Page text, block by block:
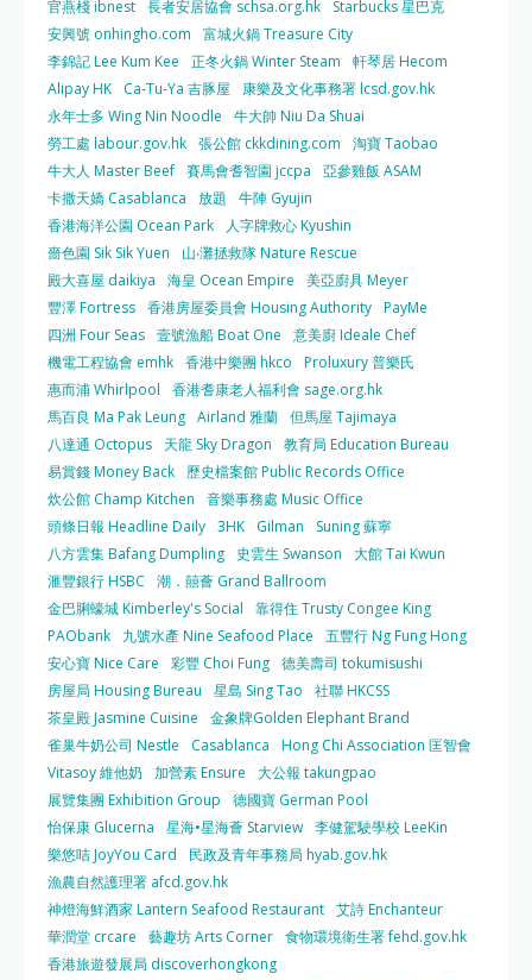
官燕棧 ibnest 長者安居協會 schsa.org.hk
Starbucks 星巴克
安興號 onhingho.com
富城火鍋 Treasure City
李錦記 Lee Kum Kee
正冬火鍋 Winter Steam
軒琴居 Hecom
Alipay HK
Ca-Tu-Ya 吉豚屋
康樂及文化事務署 lcsd.gov.hk
永年士多 Wing Nin Noodle
牛大帥 Niu Da Shuai
勞工處 labour.gov.hk 張公館 ckkdining.com
淘寶 Taobao
牛大人 Master Beef 賽馬會耆智園 jccpa
亞參雞飯 ASAM
卡撒天嬌 Casablanca
放題
牛陣 Gyujin
香港海洋公園 Ocean Park
人字牌救心 Kyushin
嗇色園 Sik Sik Yuen
山‧灘拯救隊 Nature Rescue
殿大喜屋 daikiya
海皇 Ocean Empire
美亞廚具 Meyer
豐澤 Fortress 香港房屋委員會 Housing Authority PayMe
四洲 Four Seas 壹號漁船 Boat One
意美廚 Ideale Chef
機電工程協會 emhk 香港中樂團 hkco
Proluxury 普樂氏
惠而浦 Whirlpool
香港耆康老人福利會 sage.org.hk
馬百良 Ma Pak Leung Airland 雅蘭 但馬屋 Tajimaya
八達通 Octopus
天龍 Sky Dragon
教育局 Education Bureau
易賞錢 Money Back
歷史檔案館 Public Records Office
炊公館 Champ Kitchen
音樂事務處 Music Office
頭條日報 Headline Daily 3HK Gilman
Suning 蘇寧
八方雲集 Bafang Dumpling
史雲生 Swanson
大館 Tai Kwun
滙豐銀行 HSBC
潮．囍薈 Grand Ballroom
金巴脷蠔城 Kimberley's Social
靠得住 Trusty Congee King
PAObank
九號水產 Nine Seafood Place
五豐行 Ng Fung Hong
安心寶 Nice Care
彩豐 Choi Fung 德美壽司 tokumisushi
房屋局 Housing Bureau
星島 Sing Tao
社聯 HKCSS
茶皇殿 Jasmine Cuisine
金象牌Golden Elephant Brand
雀巢牛奶公司 Nestle
Casablanca
Hong Chi Association 匡智會
Vitasoy 維他奶
加營素 Ensure
大公報 takungpao
展覽集團 Exhibition Group
德國寶 German Pool
怡保康 Glucerna
星海•星海薈 Starview 李健駕駛學校 LeeKin
樂悠咭 JoyYou Card
民政及青年事務局 hyab.gov.hk
漁農自然護理署 afcd.gov.hk
神燈海鮮酒家 Lantern Seafood Restaurant 艾詩 Enchanteur
華潤堂 crcare
藝趣坊 Arts Corner 食物環境衛生署 fehd.gov.hk
香港旅遊發展局 discoverhongkong